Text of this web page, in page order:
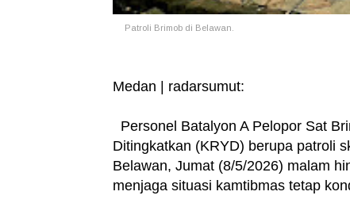
Patroli Brimob di Belawan.
Medan | radarsumut:
Personel Batalyon A Pelopor Sat
Ditingkatkan (KRYD) berupa patroli
Belawan, Jumat (8/5/2026) malam
menjaga situasi kamtibmas tetap